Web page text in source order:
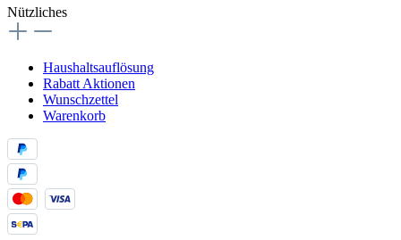
Nützliches
Haushaltsauflösung
Rabatt Aktionen
Wunschzettel
Warenkorb